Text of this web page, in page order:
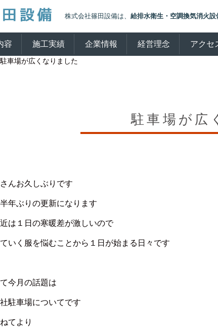
株式会社篠田設備は、 給排水衛生・空調換気消火設
容 施工実績 企業情報 経営理念 アクセ
駐車場が広くなりました
駐車場が広
んお久しぶりです
年ぶりの更新になります
は１日の寒暖差が激しいので
いく服を悩むことから１日が始まる日々です
今月の話題は
駐車場についてです
てより